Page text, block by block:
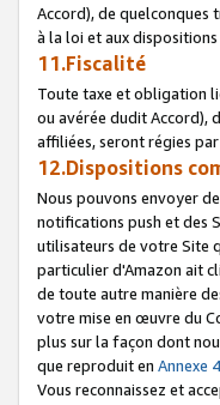
Accord), de quelconques
à la loi et aux
11.Fiscalité
Toute taxe et obligation
ou avérée dudit Accord),
affiliées, seront régies
12.Dispositions
Nous pouvons envoyer
notifications push et des
utilisateurs de votre Site
particulier d'Amazon ait
de toute autre manière
votre mise en œuvre du
plus sur la façon dont
que reproduit en Annexe 4
Vous reconnaissez et